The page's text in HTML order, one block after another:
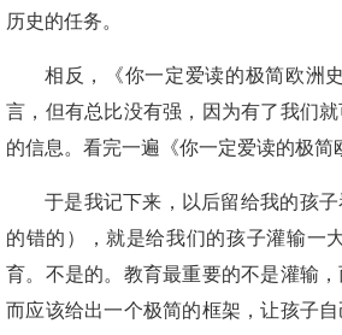
历史的任务。
相反，《你一定爱读的极简欧洲
言，但有总比没有强，因为有了我们
的信息。看完一遍《你一定爱读的极简
于是我记下来，以后留给我的孩
的错的），就是给我们的孩子灌输一
育。不是的。教育最重要的不是灌输
而应该给出一个极简的框架，让孩子